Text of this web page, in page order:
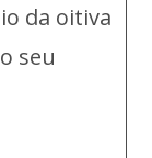
da oitiva
seu